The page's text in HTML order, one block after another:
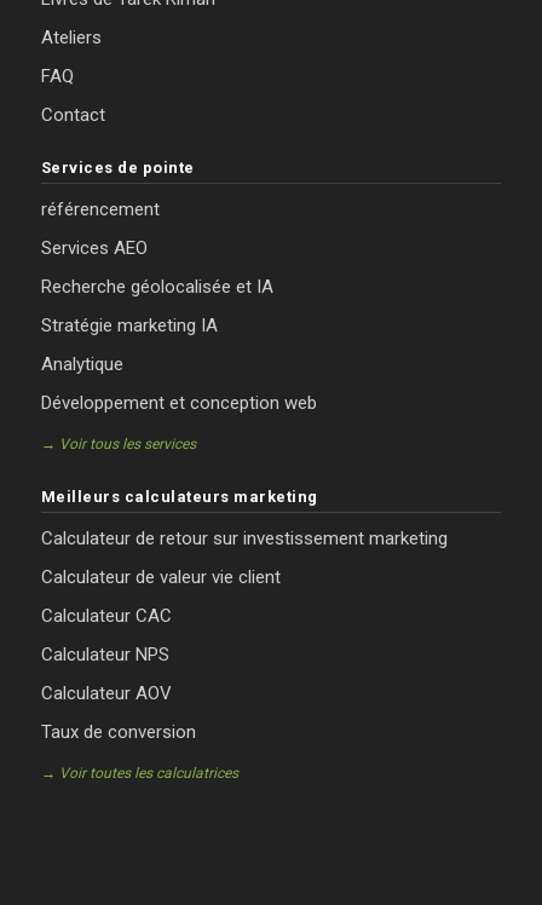
Ateliers
FAQ
Contact
Services de pointe
référencement
Services AEO
Recherche géolocalisée et IA
Stratégie marketing IA
Analytique
Développement et conception web
→ Voir tous les services
Meilleurs calculateurs marketing
Calculateur de retour sur investissement marketing
Calculateur de valeur vie client
Calculateur CAC
Calculateur NPS
Calculateur AOV
Taux de conversion
→ Voir toutes les calculatrices